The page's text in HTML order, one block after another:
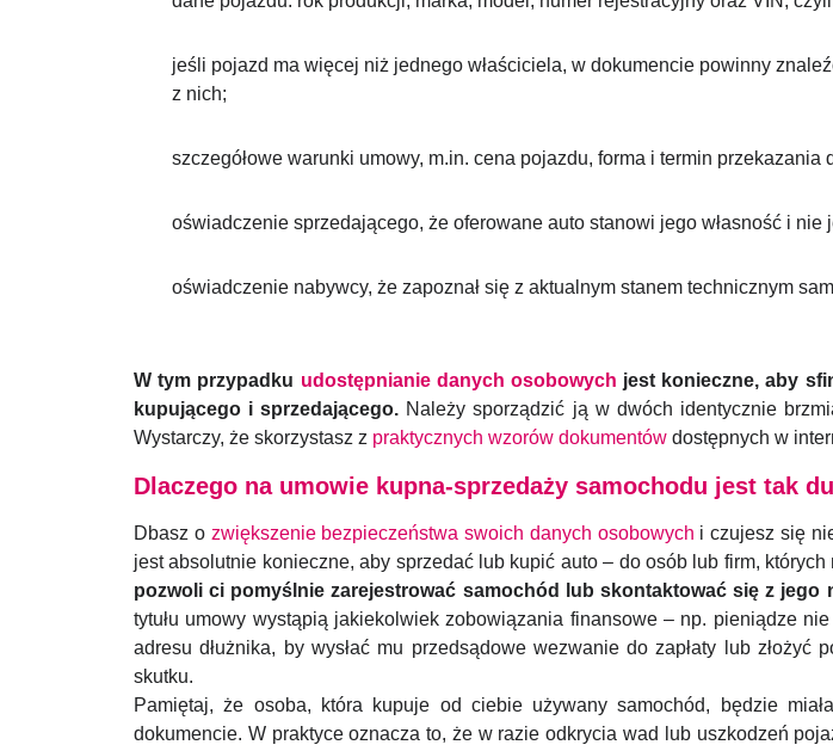
jeśli pojazd ma więcej niż jednego właściciela, w dokumencie powinny
z nich;
szczegółowe warunki umowy, m.in. cena pojazdu, forma i termin
oświadczenie sprzedającego, że oferowane auto stanowi jego własność i
oświadczenie nabywcy, że zapoznał się z aktualnym stanem technicznym
W tym przypadku udostępnianie danych osobowych jest konieczne, aby
kupującego i sprzedającego. Należy sporządzić ją w dwóch identycznie
Wystarczy, że skorzystasz z praktycznych wzorów dokumentów dostępnych w
Dlaczego na umowie kupna-sprzedaży samochodu jest tak
Dbasz o zwiększenie bezpieczeństwa swoich danych osobowych i czujesz się
jest absolutnie konieczne, aby sprzedać lub kupić auto – do osób lub firm,
pozwoli ci pomyślnie zarejestrować samochód lub skontaktować się z jego
tytułu umowy wystąpią jakiekolwiek zobowiązania finansowe – np. pieniądze
adresu dłużnika, by wysłać mu przedsądowe wezwanie do zapłaty lub
skutku.
Pamiętaj, że osoba, która kupuje od ciebie używany samochód, będzie
dokumencie. W praktyce oznacza to, że w razie odkrycia wad lub uszkodzeń